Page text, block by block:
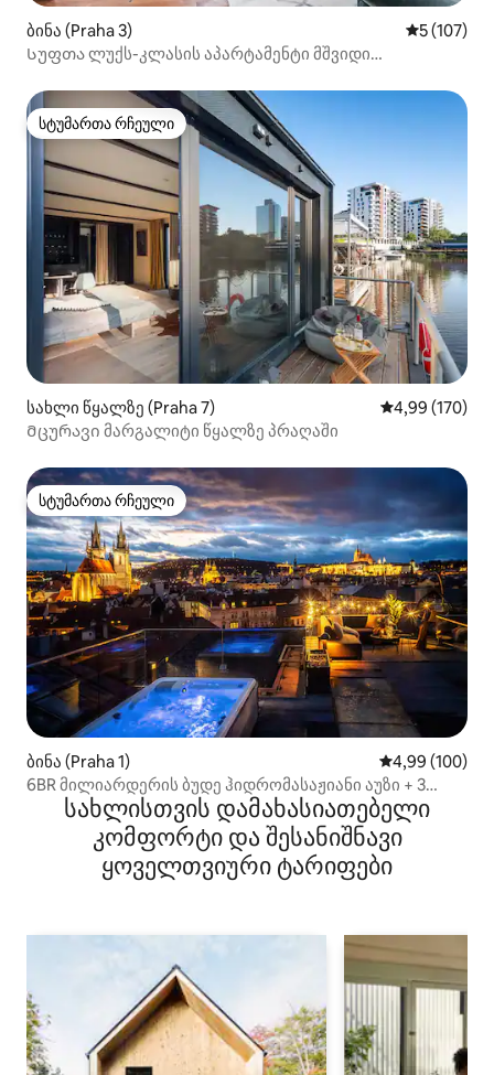
ბინა (Praha 3) საშუალო
5 (107)
Სუფთა ლუქს-კლასის აპარტამენტი მშვიდი
სტუმართა რჩეული
სტუმართა რჩეული
სახლი წყალზე (Praha 7) საშუალო
4,99 (170)
Მცურავი მარგალიტი წყალზე პრაღაში
სტუმართა რჩეული
სტუმართა რჩეული
ბინა (Praha 1) საშუალო
4,99 (100)
6BR მილიარდერის ბუდე ჰიდრომასაჟიანი აუზი + 3
ტერასასახლისთვის დამახასიათებელი
კომფორტი და შესანიშნავი
ყოველთვიური ტარიფები